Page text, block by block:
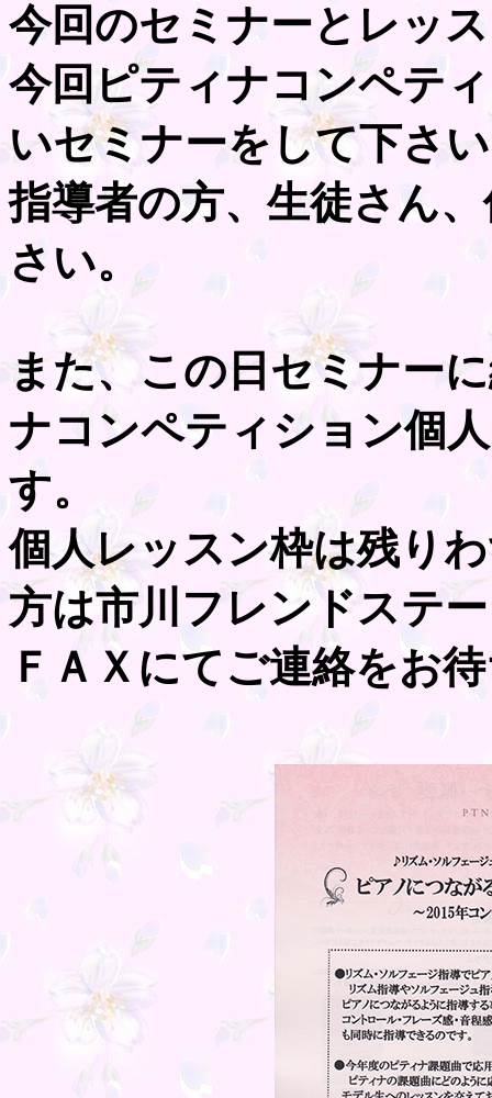
今回のセミナーとレッ
今回ピティナコンペテ
いセミナーをして下さ
指導者の方、生徒さん
さい。
また、この日セミナー
ナコンペティション個
す。
個人レッスン枠は残り
方は市川フレンドステ
ＦＡＸにてご連絡をお